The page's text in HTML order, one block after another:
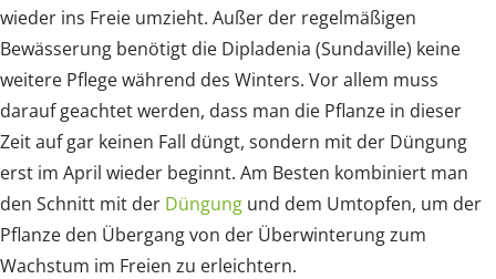
wieder ins Freie umzieht. Außer der regelmäßigen
Bewässerung benötigt die Dipladenia (Sundaville) keine
weitere Pflege während des Winters. Vor allem muss
darauf geachtet werden, dass man die Pflanze in dieser
Zeit auf gar keinen Fall düngt, sondern mit der Düngung
erst im April wieder beginnt. Am Besten kombiniert man
den Schnitt mit der Düngung und dem Umtopfen, um der
Pflanze den Übergang von der Überwinterung zum
Wachstum im Freien zu erleichtern.